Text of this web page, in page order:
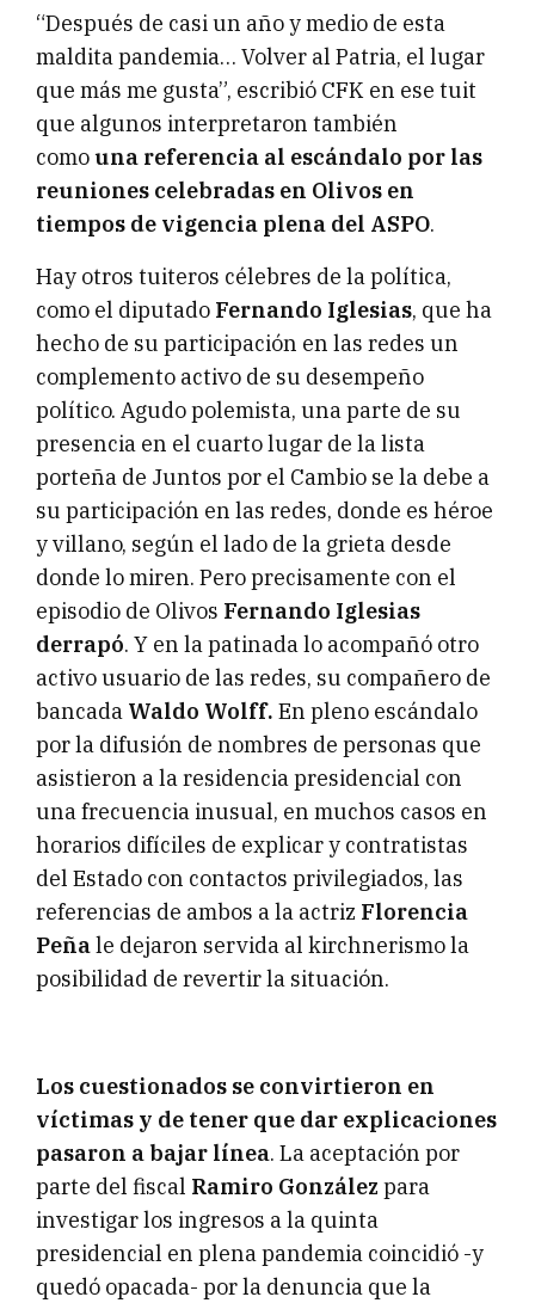
“Después de casi un año y medio de esta
maldita pandemia… Volver al Patria, el lugar
que más me gusta”, escribió CFK en ese tuit
que algunos interpretaron también
comouna referencia al escándalo por las
reuniones celebradas en Olivos en
tiempos de vigencia plena del ASPO.
Hay otros tuiteros célebres de la política,
como el diputado Fernando Iglesias, que ha
hecho de su participación en las redes un
complemento activo de su desempeño
político. Agudo polemista, una parte de su
presencia en el cuarto lugar de la lista
porteña de Juntos por el Cambio se la debe a
su participación en las redes, donde es héroe
y villano, según el lado de la grieta desde
donde lo miren. Pero precisamente con el
episodio de Olivos Fernando Iglesias
derrapó. Y en la patinada lo acompañó otro
activo usuario de las redes, su compañero de
bancada Waldo Wolff. En pleno escándalo
por la difusión de nombres de personas que
asistieron a la residencia presidencial con
una frecuencia inusual, en muchos casos en
horarios difíciles de explicar y contratistas
del Estado con contactos privilegiados, las
referencias de ambos a la actriz Florencia
Peñale dejaron servida al kirchnerismo la
posibilidad de revertir la situación.
Los cuestionados se convirtieron en
víctimas y de tener que dar explicaciones
pasaron a bajar línea. La aceptación por
parte del fiscal Ramiro González para
investigar los ingresos a la quinta
presidencial en plena pandemia coincidió -y
quedó opacada- por la denuncia que la